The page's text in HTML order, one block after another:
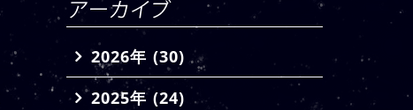
2026年 (30)
2025年 (24)